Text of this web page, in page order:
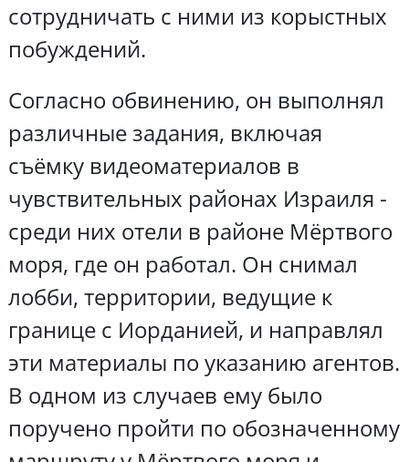
сотрудничать с ними из корыстных
побуждений.
Согласно обвинению, он выполнял
различные задания, включая
съёмку видеоматериалов в
чувствительных районах Израиля -
среди них отели в районе Мёртвого
моря, где он работал. Он снимал
лобби, территории, ведущие к
границе с Иорданией, и направлял
эти материалы по указанию агентов.
В одном из случаев ему было
поручено пройти по обозначенному